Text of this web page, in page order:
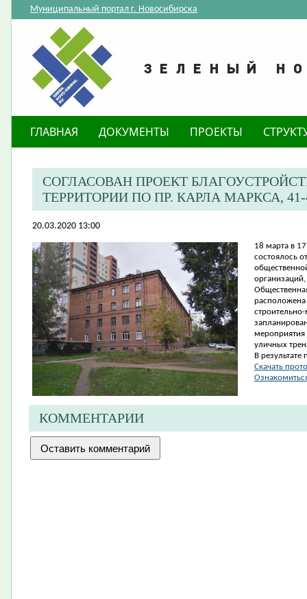
Муниципальный портал г. Новосибирска
ГЛАВНАЯ ДОКУМЕНТЫ ПРОЕКТЫ
СОГЛАСОВАН ПРОЕКТ
ТЕРРИТОРИИ ПО ПР. КАРЛА МАРКСА, 41-
20.03.2020 13:00
18 марта в
состоялось
мероприятия
уличных
В
Скачать
КОММЕНТАРИИ